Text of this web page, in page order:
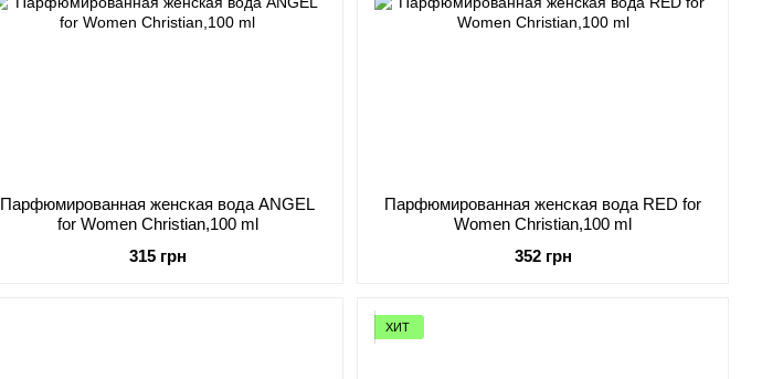
Парфюмированная женская вода ANGEL
for Women Christian,100 ml
315 грн
Парфюмированная женская вода RED for
Women Christian,100 ml
352 грн
ХИТ